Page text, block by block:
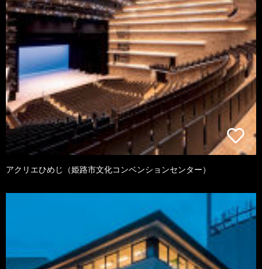
アクリエひめじ（姫路市文化コンベンションセンター）